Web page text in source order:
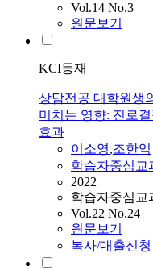
Vol.14 No.3
원문보기
KCI등재
상담전공 대학원생
미치는 영향: 진로
효과
이소영,조한익
학습자중심교
2022
학습자중심교
Vol.22 No.24
원문보기
복사/대출신청